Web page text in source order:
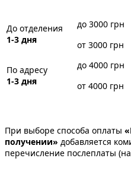
До отделения
1-3 дня
до 3000 грн
от 3000 грн
По адресу
1-3 дня
до 4000 грн
от 4000 грн
При выборе способа оплаты
получении» добавляется
перечисление послеплаты